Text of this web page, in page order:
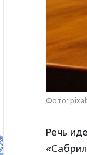
Фото:
Речь